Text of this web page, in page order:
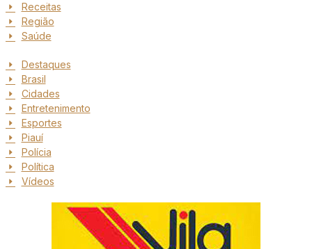
Receitas
Região
Saúde
Destaques
Brasil
Cidades
Entretenimento
Esportes
Piauí
Polícia
Política
Vídeos